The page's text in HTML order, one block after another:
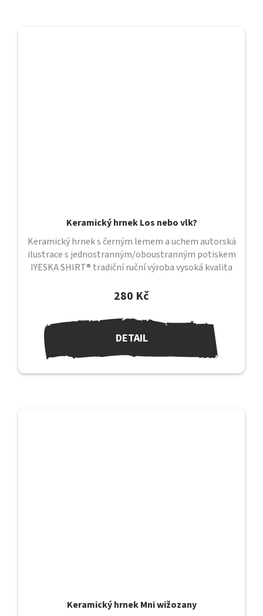
Keramický hrnek Los nebo vlk?
280 Kč
DETAIL
Keramický hrnek s černým lemem a uchem autorská
ilustrace s jednostranným/oboustranným potiskem
IYESKA SHIRT® tradiční ruční výroba vysoká kvalita
Keramický hrnek Mni wižozany